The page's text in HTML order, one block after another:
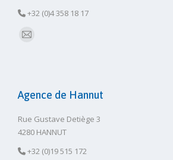
+32 (0)4 358 18 17
E-
Agence de Hannut
Rue Gustave Detiège 3
4280 HANNUT
+32 (0)19 515 172